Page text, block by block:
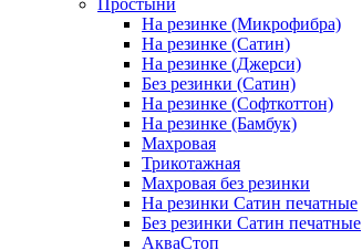
Простыни
На резинке (Микрофибра)
На резинке (Сатин)
На резинке (Джерси)
Без резинки (Сатин)
На резинке (Софткоттон)
На резинке (Бамбук)
Махровая
Трикотажная
Махровая без резинки
На резинки Сатин печатные
Без резинки Сатин печатные
АкваСтоп